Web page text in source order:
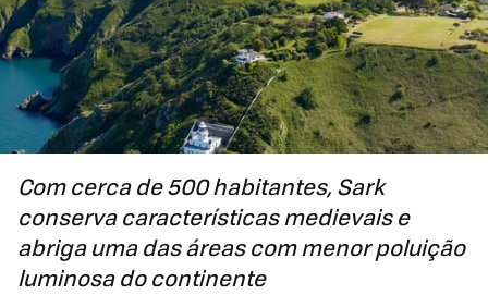
Com cerca de 500 habitantes, Sark
conserva características medievais e
abriga uma das áreas com menor poluição
luminosa do continente